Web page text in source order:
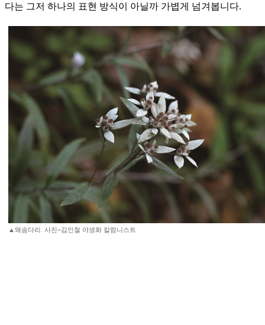
다는 그저 하나의 표현 방식이 아닐까 가볍게 넘겨봅니다.
▲왜솜다리. 사진=김인철 야생화 칼럼니스트